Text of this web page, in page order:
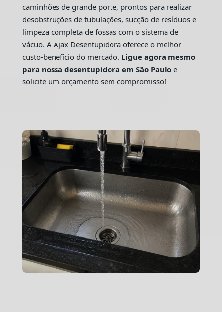
caminhões de grande porte, prontos para realizar
desobstruções de tubulações, sucção de resíduos e
limpeza completa de fossas com o sistema de
vácuo. A Ajax Desentupidora oferece o melhor
custo-benefício do mercado. Ligue agora mesmo
para nossa desentupidora em São Pauloe
solicite um orçamento sem compromisso!